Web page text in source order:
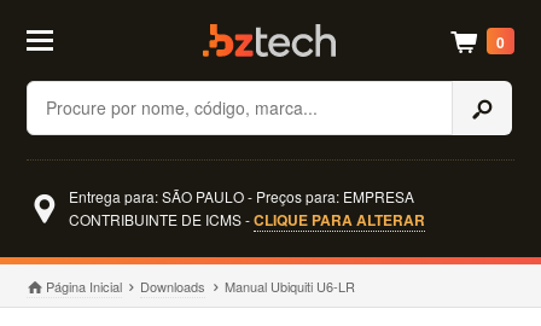
Buscar
0
Entrega para: SÃO PAULO - Preços para: EMPRESA
CONTRIBUINTE DE ICMS -CLIQUE PARA ALTERAR
Página Inicial Downloads Manual Ubiquiti U6-LR